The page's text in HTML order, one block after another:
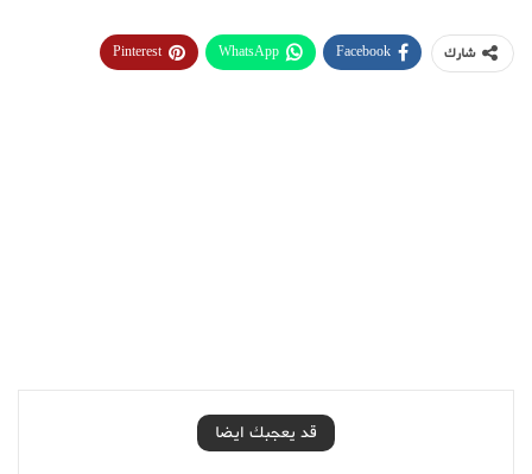
شارك Facebook
WhatsApp
Pinterest
قد يعجبك ايضا